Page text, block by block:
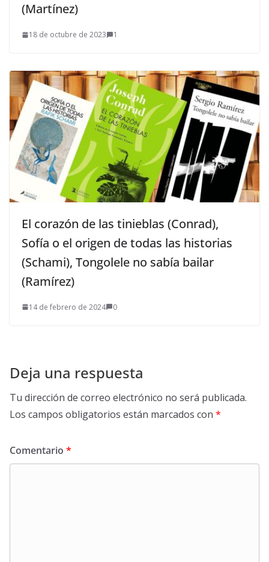
(Martínez)
18 de octubre de 2023 1
El corazón de las tinieblas (Conrad),
Sofía o el origen de todas las historias
(Schami), Tongolele no sabía bailar
(Ramírez)
14 de febrero de 2024 0
Deja una respuesta
Tu dirección de correo electrónico no será publicada.
Los campos obligatorios están marcados con *
Comentario *